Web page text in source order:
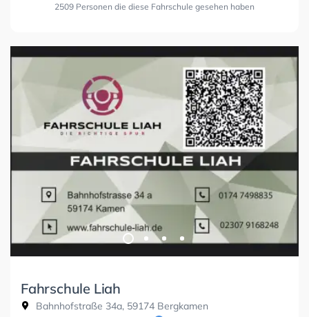
2509 Personen die diese Fahrschule gesehen haben
Fahrschule Liah
Bahnhofstraße 34a, 59174 Bergkamen